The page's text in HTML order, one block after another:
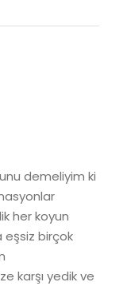
demeliyim ki
her koyun
eşsiz birçok
karşı yedik ve